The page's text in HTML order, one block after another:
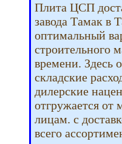
Плита ЦСП
завода Тамак в
оптимальный
строительного
времени. Здесь
складские
дилерские
отгружается от
лицам. с
всего